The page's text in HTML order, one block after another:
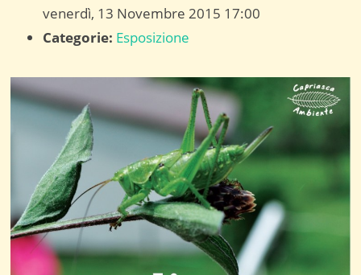
venerdì, 13 Novembre 2015 17:00
Categorie: Esposizione